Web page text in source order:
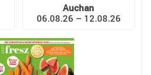
Auchan
06.08.26 – 12.08.26